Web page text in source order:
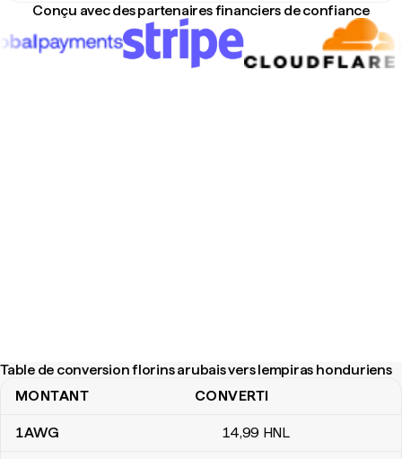
Conçu avec des partenaires financiers de confiance
Table de conversion florins arubais vers lempiras honduriens
Table de conversion florins arubais vers lempiras honduriens
MONTANT CONVERTI
1AWG 14,99 HNL